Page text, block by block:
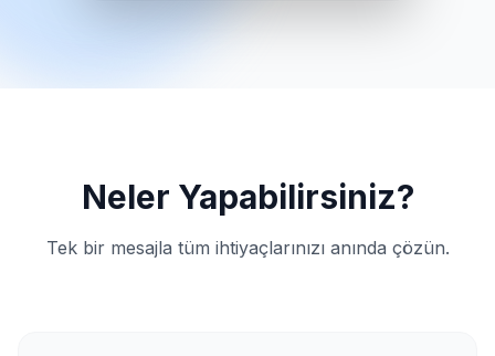
Neler Yapabilirsiniz?
Tek bir mesajla tüm ihtiyaçlarınızı anında çözün.